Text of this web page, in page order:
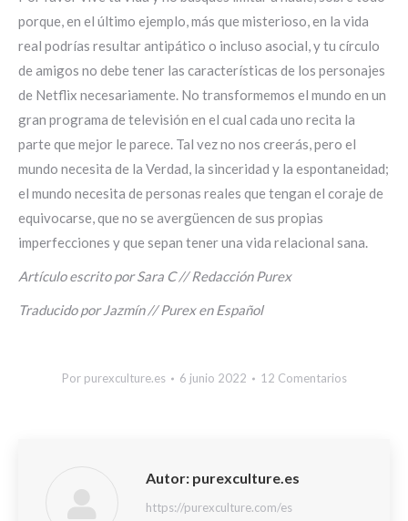
porque, en el último ejemplo, más que misterioso, en la vida
real podrías resultar antipático o incluso asocial, y tu círculo
de amigos no debe tener las características de los personajes
de Netflix necesariamente. No transformemos el mundo en un
gran programa de televisión en el cual cada uno recita la
parte que mejor le parece. Tal vez no nos creerás, pero el
mundo necesita de la Verdad, la sinceridad y la espontaneidad;
el mundo necesita de personas reales que tengan el coraje de
equivocarse, que no se avergüencen de sus propias
imperfecciones y que sepan tener una vida relacional sana.
Artículo escrito por Sara C // Redacción Purex
Traducido por Jazmín // Purex en Español
Por purexculture.es 6 junio 2022 12 Comentarios
Autor: purexculture.es
https://purexculture.com/es